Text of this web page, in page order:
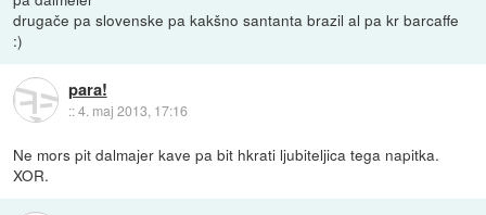
drugače pa slovenske pa kakšno santanta brazil al pa kr barcaffe
:)
para!
::4. maj 2013, 17:16
Ne mors pit dalmajer kave pa bit hkrati ljubiteljica tega napitka.
XOR.